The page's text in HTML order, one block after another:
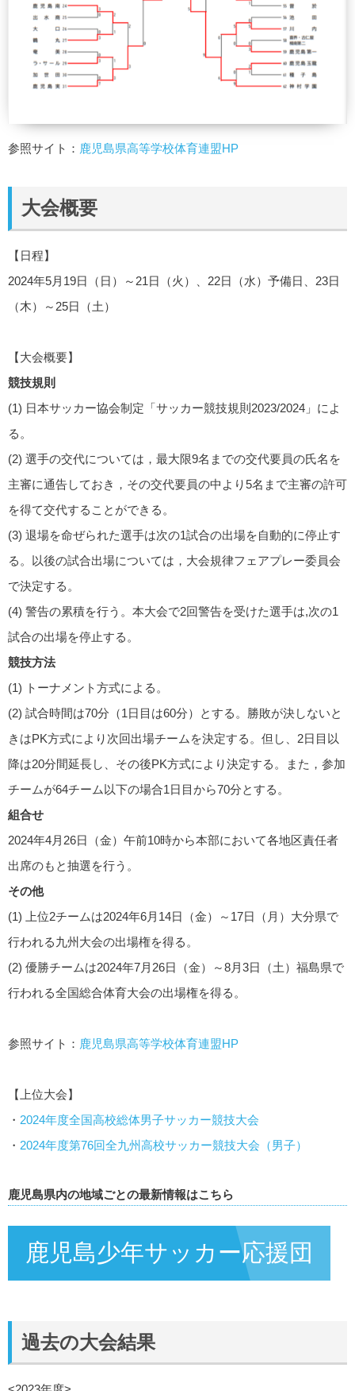
参照サイト： 鹿児島県高等学校体育連盟HP
大会概要
【日程】
2024年5月19日（日）～21日（火）、22日（水）予備日、23日
（木）～25日（土）
【大会概要】
競技規則
(1) 日本サッカー協会制定「サッカー競技規則2023/2024」によ
る。
(2) 選手の交代については，最大限9名までの交代要員の氏名を
主審に通告しておき，その交代要員の中より5名まで主審の許可
を得て交代することができる。
(3) 退場を命ぜられた選手は次の1試合の出場を自動的に停止す
る。以後の試合出場については，大会規律フェアプレー委員会
で決定する。
(4) 警告の累積を行う。本大会で2回警告を受けた選手は,次の1
試合の出場を停止する。
競技方法
(1) トーナメント方式による。
(2) 試合時間は70分（1日目は60分）とする。勝敗が決しないと
きはPK方式により次回出場チームを決定する。但し、2日目以
降は20分間延長し、その後PK方式により決定する。また，参加
チームが64チーム以下の場合1日目から70分とする。
組合せ
2024年4月26日（金）午前10時から本部において各地区責任者
出席のもと抽選を行う。
その他
(1) 上位2チームは2024年6月14日（金）～17日（月）大分県で
行われる九州大会の出場権を得る。
(2) 優勝チームは2024年7月26日（金）～8月3日（土）福島県で
行われる全国総合体育大会の出場権を得る。
参照サイト： 鹿児島県高等学校体育連盟HP
【上位大会】
・ 2024年度全国高校総体男子サッカー競技大会
・ 2024年度第76回全九州高校サッカー競技大会（男子）
鹿児島県内の地域ごとの最新情報はこちら
鹿児島少年サッカー応援団
過去の大会結果